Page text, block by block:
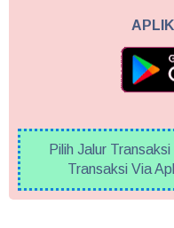
Pilih Jalur
Transaksi Via